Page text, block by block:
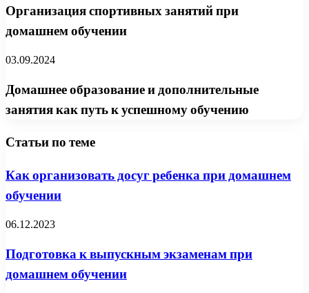
Организация спортивных занятий при
домашнем обучении
03.09.2024
Домашнее образование и дополнительные
занятия как путь к успешному обучению
Статьи по теме
Как организовать досуг ребенка при домашнем
обучении
06.12.2023
Подготовка к выпускным экзаменам при
домашнем обучении